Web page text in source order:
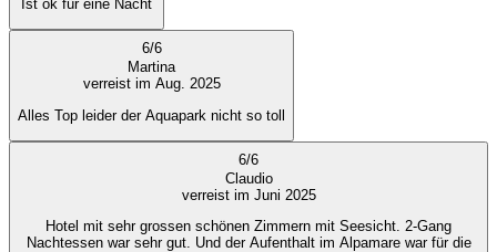
Ist ok für eine Nacht
6/6
Martina
verreist im Aug. 2025
Alles Top leider der Aquapark nicht so toll
6/6
Claudio
verreist im Juni 2025
Hotel mit sehr grossen schönen Zimmern mit Seesicht. 2-Gang
Nachtessen war sehr gut. Und der Aufenthalt im Alpamare war für die